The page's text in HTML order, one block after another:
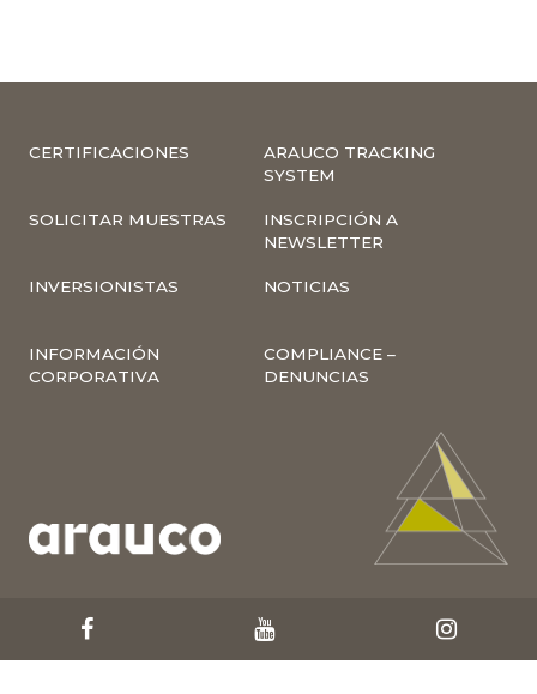
CERTIFICACIONES
ARAUCO TRACKING
SYSTEM
SOLICITAR MUESTRAS
INSCRIPCIÓN A
NEWSLETTER
INVERSIONISTAS NOTICIAS
INFORMACIÓN
CORPORATIVA
COMPLIANCE –
DENUNCIAS